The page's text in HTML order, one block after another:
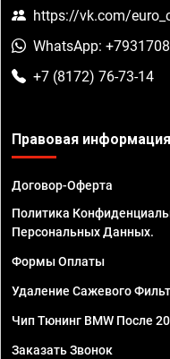
https://vk.com/
WhatsApp:
+7 (8172) 76-73-14
Правовая информация
Договор-Оферта
Политика
Персональных Данных.
Формы Оплаты
Удаление Сажевого
Чип Тюнинг BMW После
Заказать Звонок